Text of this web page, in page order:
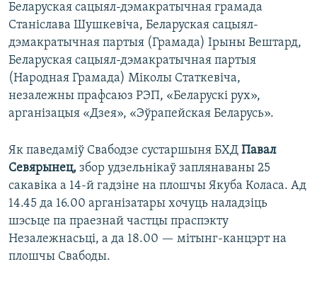
Беларуская сацыял-дэмакратычная грамада
Станіслава Шушкевіча, Беларуская сацыял-
дэмакратычная партыя (Грамада) Ірыны Вештард,
Беларуская сацыял-дэмакратычная партыя
(Народная Грамада) Міколы Статкевіча,
незалежны прафсаюз РЭП, «Беларускі рух»,
арганізацыя «Дзея», «Эўрапейская Беларусь».
Як паведаміў Свабодзе сустаршыня БХД Павал
Севярынец, збор удзельнікаў заплянаваны 25
сакавіка а 14-й гадзіне на плошчы Якуба Коласа. Ад
14.45 да 16.00 арганізатары хочуць наладзіць
шэсьце па праезнай частцы праспэкту
Незалежнасьці, а да 18.00 — мітынг-канцэрт на
плошчы Свабоды.